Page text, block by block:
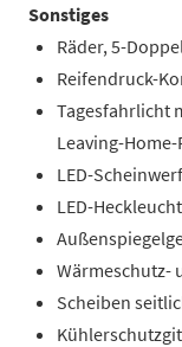
Sonstiges
Räder, 5-
Reifendruck-
Tagesfahrlicht
Leaving-
LED-
LED-
Wärmeschutz-
Scheiben